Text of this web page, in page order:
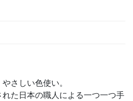
さしい色使い。
た日本の職人による一つ一つ手